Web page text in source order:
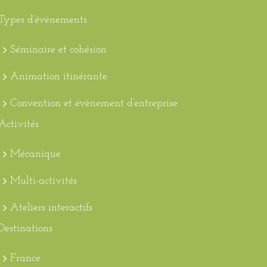
d’évènements
Séminaire et cohésion
Animation itinérante
Convention et évènement d’entreprise
Mécanique
Multi-activités
Ateliers interactifs
France